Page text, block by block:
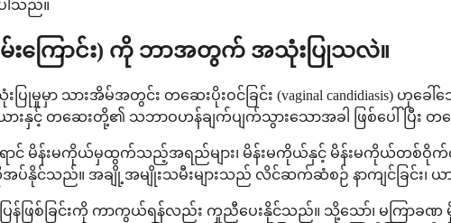
သည်။
လမ်းကြောင်း) ကို ဘာအတွက် အသုံးပြုသလဲ။
မှုမှာ သားအိမ်အတွင်း တဆေးပိုးဝင်ခြင်း (vaginal candidiasis) ဟု
နှင့် တဆေးတို့၏ သဘာဝဟန်ချက်ပျက်သွားသောအခါ ဖြစ်ပေါ်ပြီး တ
မိန်းမကိုယ်မှထွက်သည့်အရည်များ၊ မိန်းမကိုယ်နှင့် မိန်းမကိုယ်တစ်ဝိုက်တွ
ပ်နိုင်သည်။ အချို့အမျိုးသမီးများသည် လိင်ဆက်ဆံစဉ် နာကျင်ခြင်း၊
ြန်ဖြစ်ခြင်းကို ကာကွယ်ရန်လည်း ကူညီပေးနိုင်သည်။ သို့သော်၊ မကြာခဏ မှို